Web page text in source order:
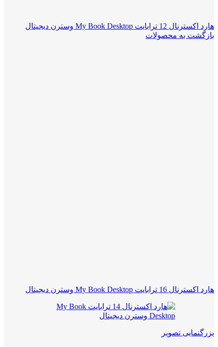
هارد اکسترنال 12 ترابایت My Book Desktop وسترن دیجیتال
بازگشت به محصولات
هارد اکسترنال 16 ترابایت My Book Desktop وسترن دیجیتال
بزرگنمایی تصویر